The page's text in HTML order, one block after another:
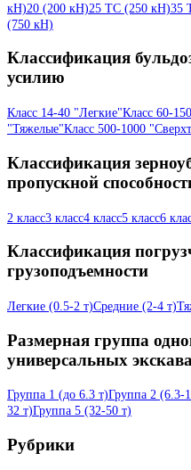
кН)20 (200 кН)25 ТС (250 кН)35
(750 кН)
Классификация
усилию
Класс 14-40 "Легкие"Класс 60-
"Тяжелые"Класс 500-1000
Классификация
пропускной
2 класс3 класс4 класс5 класс6
Классификация
грузоподъемности
Легкие (0.5-2 т)Средние (2-4 т)
Размерная группа
универсальных
Группа 1 (до 6.3 т)Группа 2 (6.3-
32 т)Группа 5 (32-50 т)
Рубрики